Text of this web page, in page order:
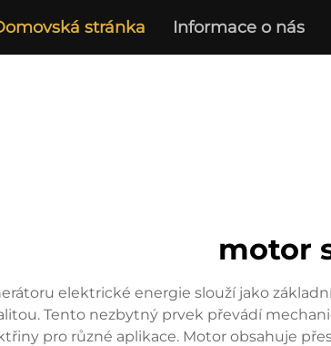
stránka Informace o nás
motor
elektrické energie slouží jako
Tento nezbytný prvek převádí
pro různé aplikace. Motor obsahuje